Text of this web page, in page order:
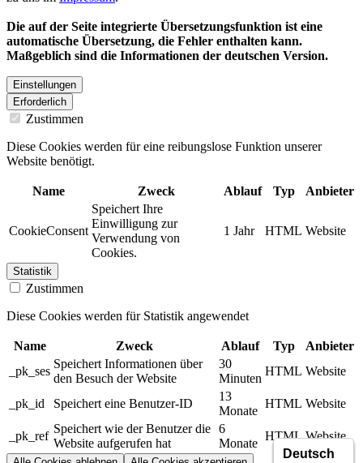
Die auf der Seite integrierte Übersetzungsfunktion ist eine
automatische Übersetzung, die Fehler enthalten kann.
Maßgeblich sind die Informationen der deutschen Version.
Einstellungen
Erforderlich
Zustimmen
Diese Cookies werden für eine reibungslose Funktion unserer
Website benötigt.
Name Zweck Ablauf Typ Anbieter
CookieConsent
Speichert Ihre
Einwilligung zur
Verwendung von
Cookies.
1 Jahr HTML Website
Statistik
Zustimmen
Diese Cookies werden für Statistik angewendet
Name Zweck Ablauf Typ
Anbieter
_pk_ses
Speichert Informationen über
den Besuch der Website
30
Minuten
HTML Website
_pk_id Speichert eine Benutzer-ID
13
Monate
HTML Website
_pk_ref
Speichert wie der Benutzer die
Website aufgerufen hat
6
Monate
HTML Website